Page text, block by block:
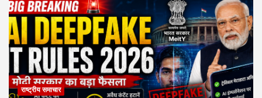
राष्ट्रीय समाचार